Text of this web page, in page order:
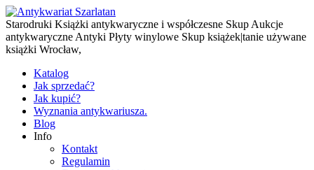
Starodruki Książki antykwaryczne i współczesne Skup Aukcje
antykwaryczne Antyki Płyty winylowe Skup książek|tanie używane
książki Wrocław,
Katalog
Jak sprzedać?
Jak kupić?
Wyznania antykwariusza.
Blog
Info
Kontakt
Regulamin